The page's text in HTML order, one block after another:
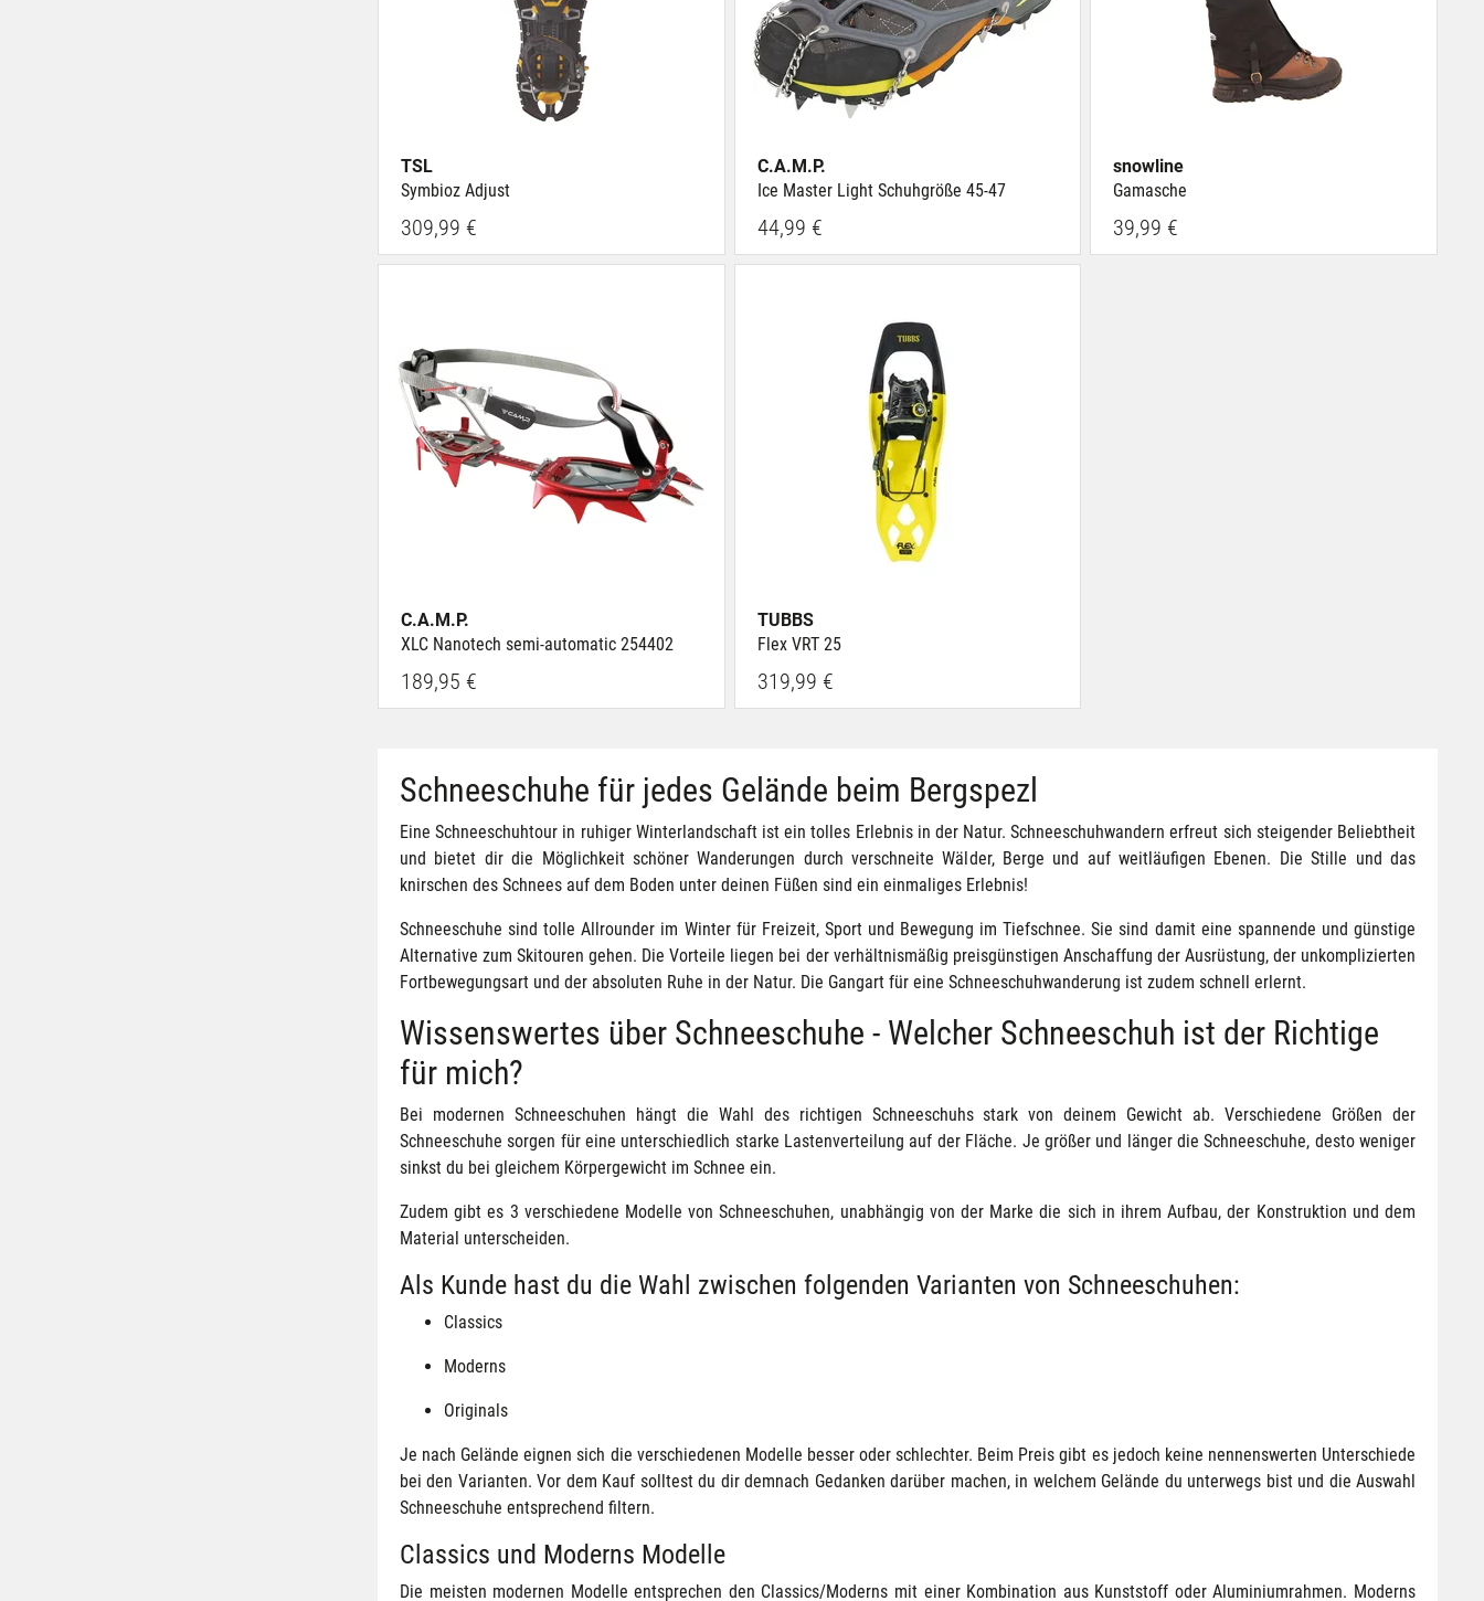
TSL
Symbioz Adjust
309,99 €
C.A.M.P.
Ice Master Light Schuhgröße 45-47
44,99 €
snowline
Gamasche
39,99 €
C.A.M.P.
XLC Nanotech semi-automatic 254402
189,95 €
TUBBS
Flex VRT 25
319,99 €
Schneeschuhe für jedes Gelände beim Bergspezl
Eine Schneeschuhtour in ruhiger Winterlandschaft ist ein tolles Erlebnis in der Natur. Schneeschuhwandern erfreut sich steigender Beliebtheit
und bietet dir die Möglichkeit schöner Wanderungen durch verschneite Wälder, Berge und auf weitläufigen Ebenen. Die Stille und das
knirschen des Schnees auf dem Boden unter deinen Füßen sind ein einmaliges Erlebnis!
Schneeschuhe sind tolle Allrounder im Winter für Freizeit, Sport und Bewegung im Tiefschnee. Sie sind damit eine spannende und günstige
Alternative zum Skitouren gehen. Die Vorteile liegen bei der verhältnismäßig preisgünstigen Anschaffung der Ausrüstung, der unkomplizierten
Fortbewegungsart und der absoluten Ruhe in der Natur. Die Gangart für eine Schneeschuhwanderung ist zudem schnell erlernt.
Wissenswertes über Schneeschuhe - Welcher Schneeschuh ist der Richtige
für mich?
Bei modernen Schneeschuhen hängt die Wahl des richtigen Schneeschuhs stark von deinem Gewicht ab. Verschiedene Größen der
Schneeschuhe sorgen für eine unterschiedlich starke Lastenverteilung auf der Fläche. Je größer und länger die Schneeschuhe, desto weniger
sinkst du bei gleichem Körpergewicht im Schnee ein.
Zudem gibt es 3 verschiedene Modelle von Schneeschuhen, unabhängig von der Marke die sich in ihrem Aufbau, der Konstruktion und dem
Material unterscheiden.
Als Kunde hast du die Wahl zwischen folgenden Varianten von Schneeschuhen:
Classics
Moderns
Originals
Je nach Gelände eignen sich die verschiedenen Modelle besser oder schlechter. Beim Preis gibt es jedoch keine nennenswerten Unterschiede
bei den Varianten. Vor dem Kauf solltest du dir demnach Gedanken darüber machen, in welchem Gelände du unterwegs bist und die Auswahl
Schneeschuhe entsprechend filtern.
Classics und Moderns Modelle
Die meisten modernen Modelle entsprechen den Classics/Moderns mit einer Kombination aus Kunststoff oder Aluminiumrahmen. Moderns